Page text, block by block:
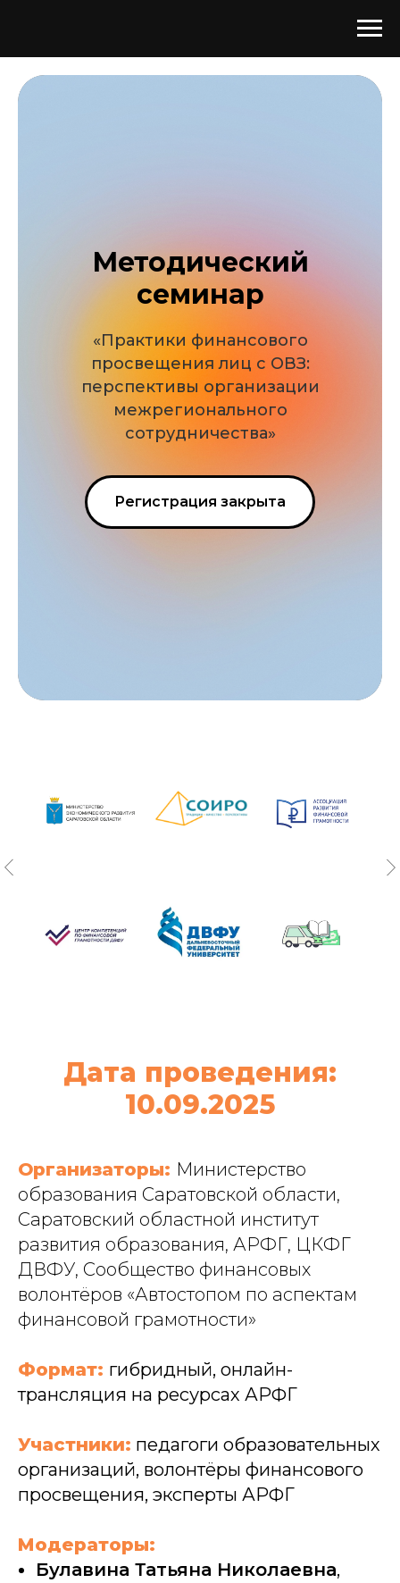
Методический
семинар
«Практики финансового
просвещения лиц с ОВЗ:
перспективы организации
межрегионального
сотрудничества»
Регистрация закрыта
Дата проведения:
10.09.2025
Организаторы: Министерство
образования Саратовской области,
Саратовский областной институт
развития образования, АРФГ, ЦКФГ
ДВФУ, Сообщество финансовых
волонтёров «Автостопом по аспектам
финансовой грамотности»
Формат: гибридный, онлайн-
трансляция на ресурсах АРФГ
Участники: педагоги образовательных
организаций, волонтёры финансового
просвещения, эксперты АРФГ
Модераторы:
Булавина Татьяна Николаевна,